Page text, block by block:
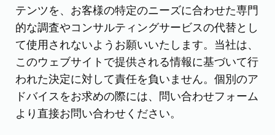
テンツを、お客様の特定のニーズに合わせた専門
的な調査やコンサルティングサービスの代替とし
て使用されないようお願いいたします。当社は、
このウェブサイトで提供される情報に基づいて行
われた決定に対して責任を負いません。個別のア
ドバイスをお求めの際には、問い合わせフォーム
より直接お問い合わせください。